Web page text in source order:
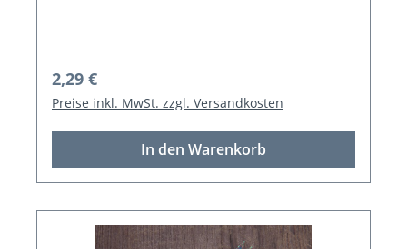
Regulärer Preis:
2,29 €
Preise inkl. MwSt. zzgl. Versandkosten
In den Warenkorb